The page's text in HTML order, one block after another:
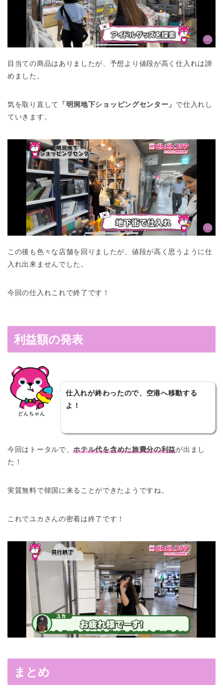
目当ての商品はありましたが、予想より値段が高く仕入れは諦
めました。
気を取り直して 「明洞地下ショッピングセンター」 で仕入れし
ていきます。
この後も色々な店舗を回りましたが、値段が高く思うように仕
入れ出来ませんでした。
今回の仕入れこれで終了です！
利益額の発表
どんちゃん
仕入れが終わったので、空港へ移動する
よ！
今回はトータルで、ホテル代を含めた旅費分の利益が出まし
た！
実質無料で韓国に来ることができたようですね。
これでユカさんの密着は終了です！
まとめ